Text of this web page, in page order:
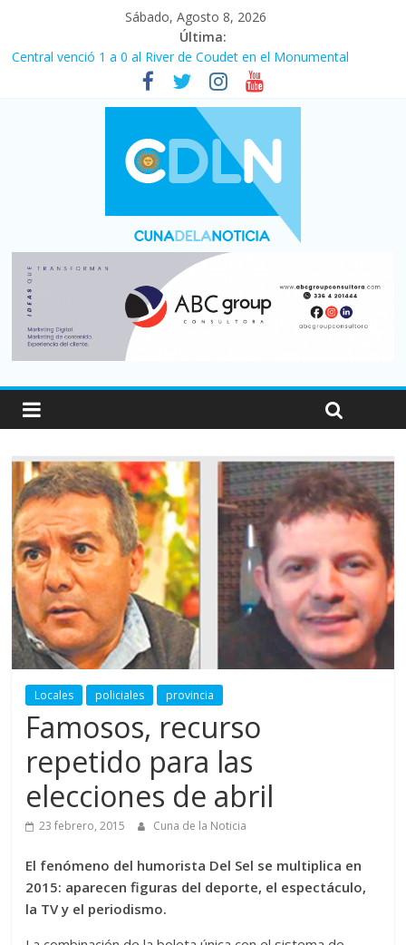
Sábado, Agosto 8, 2026
Última:
Central venció 1 a 0 al River de Coudet en el Monumental
La morosidad alcanzó su nivel más alto en dos décadas y ya
afecta a 400 mil deudores en Santa Fe
Desde que asumió Milei cerraron 41.000 kioscos: el sector
denuncia crisis como en 2001
Vacaciones de invierno con más movimiento y consumo
turístico: 4,6 millones de personas viajaron por el país, un 5,9%
Fuerte caída de la venta de autos usados en julio: bajó un 12,6%
Locales policiales provincia
Famosos, recurso
repetido para las
elecciones de abril
23 febrero, 2015 Cuna de la Noticia
El fenómeno del humorista Del Sel se multiplica en
2015: aparecen figuras del deporte, el espectáculo,
la TV y el periodismo.